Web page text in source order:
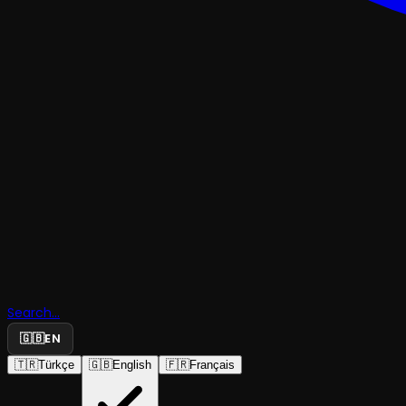
Search...
🇬🇧EN
🇹🇷Türkçe 🇬🇧English 🇫🇷Français
Robot